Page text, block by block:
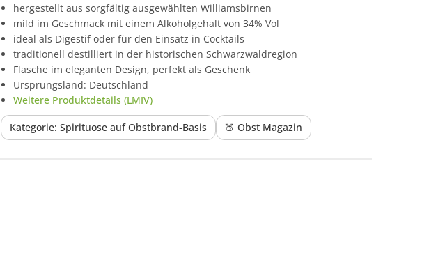
hergestellt aus sorgfältig ausgewählten Williamsbirnen
mild im Geschmack mit einem Alkoholgehalt von 34% Vol
ideal als Digestif oder für den Einsatz in Cocktails
traditionell destilliert in der historischen Schwarzwaldregion
Flasche im eleganten Design, perfekt als Geschenk
Ursprungsland: Deutschland
Weitere Produktdetails (LMIV)
Kategorie: Spirituose auf Obstbrand-Basis 🍑 Obst Magazin